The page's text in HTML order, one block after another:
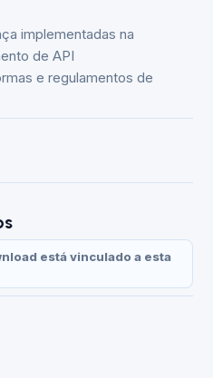
implementadas na
de API
e regulamentos de
está vinculado a esta